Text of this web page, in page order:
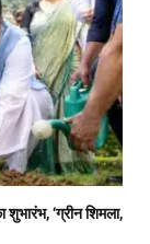
‘ग्रीन शिमला,